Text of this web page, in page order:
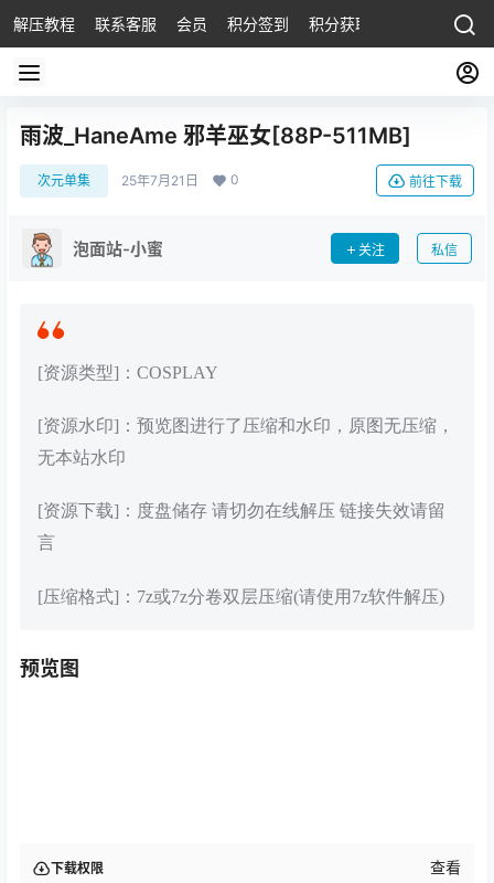
解压教程 联系客服 会员 积分签到 积分获取
雨波_HaneAme 邪羊巫女[88P-511MB]
次元单集 25年7月21日 0 前往下载
泡面站-小蜜 关注 私信
[资源类型]：COSPLAY
[资源水印]：预览图进行了压缩和水印，原图无压缩，
无本站水印
[资源下载]：度盘储存 请切勿在线解压 链接失效请留
言
[压缩格式]：7z或7z分卷双层压缩(请使用7z软件解压)
预览图
下载权限 查看